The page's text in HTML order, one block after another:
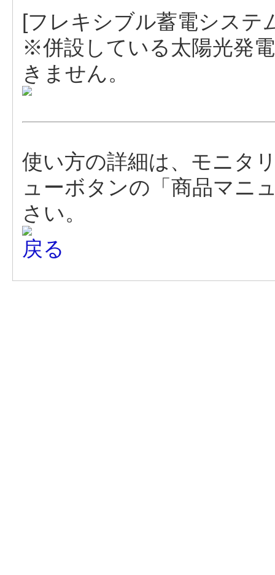
[フレキシブル蓄電システ
※併設している太陽光発
きません。
使い方の詳細は、モニタ
ューボタンの「商品マニ
さい。
戻る